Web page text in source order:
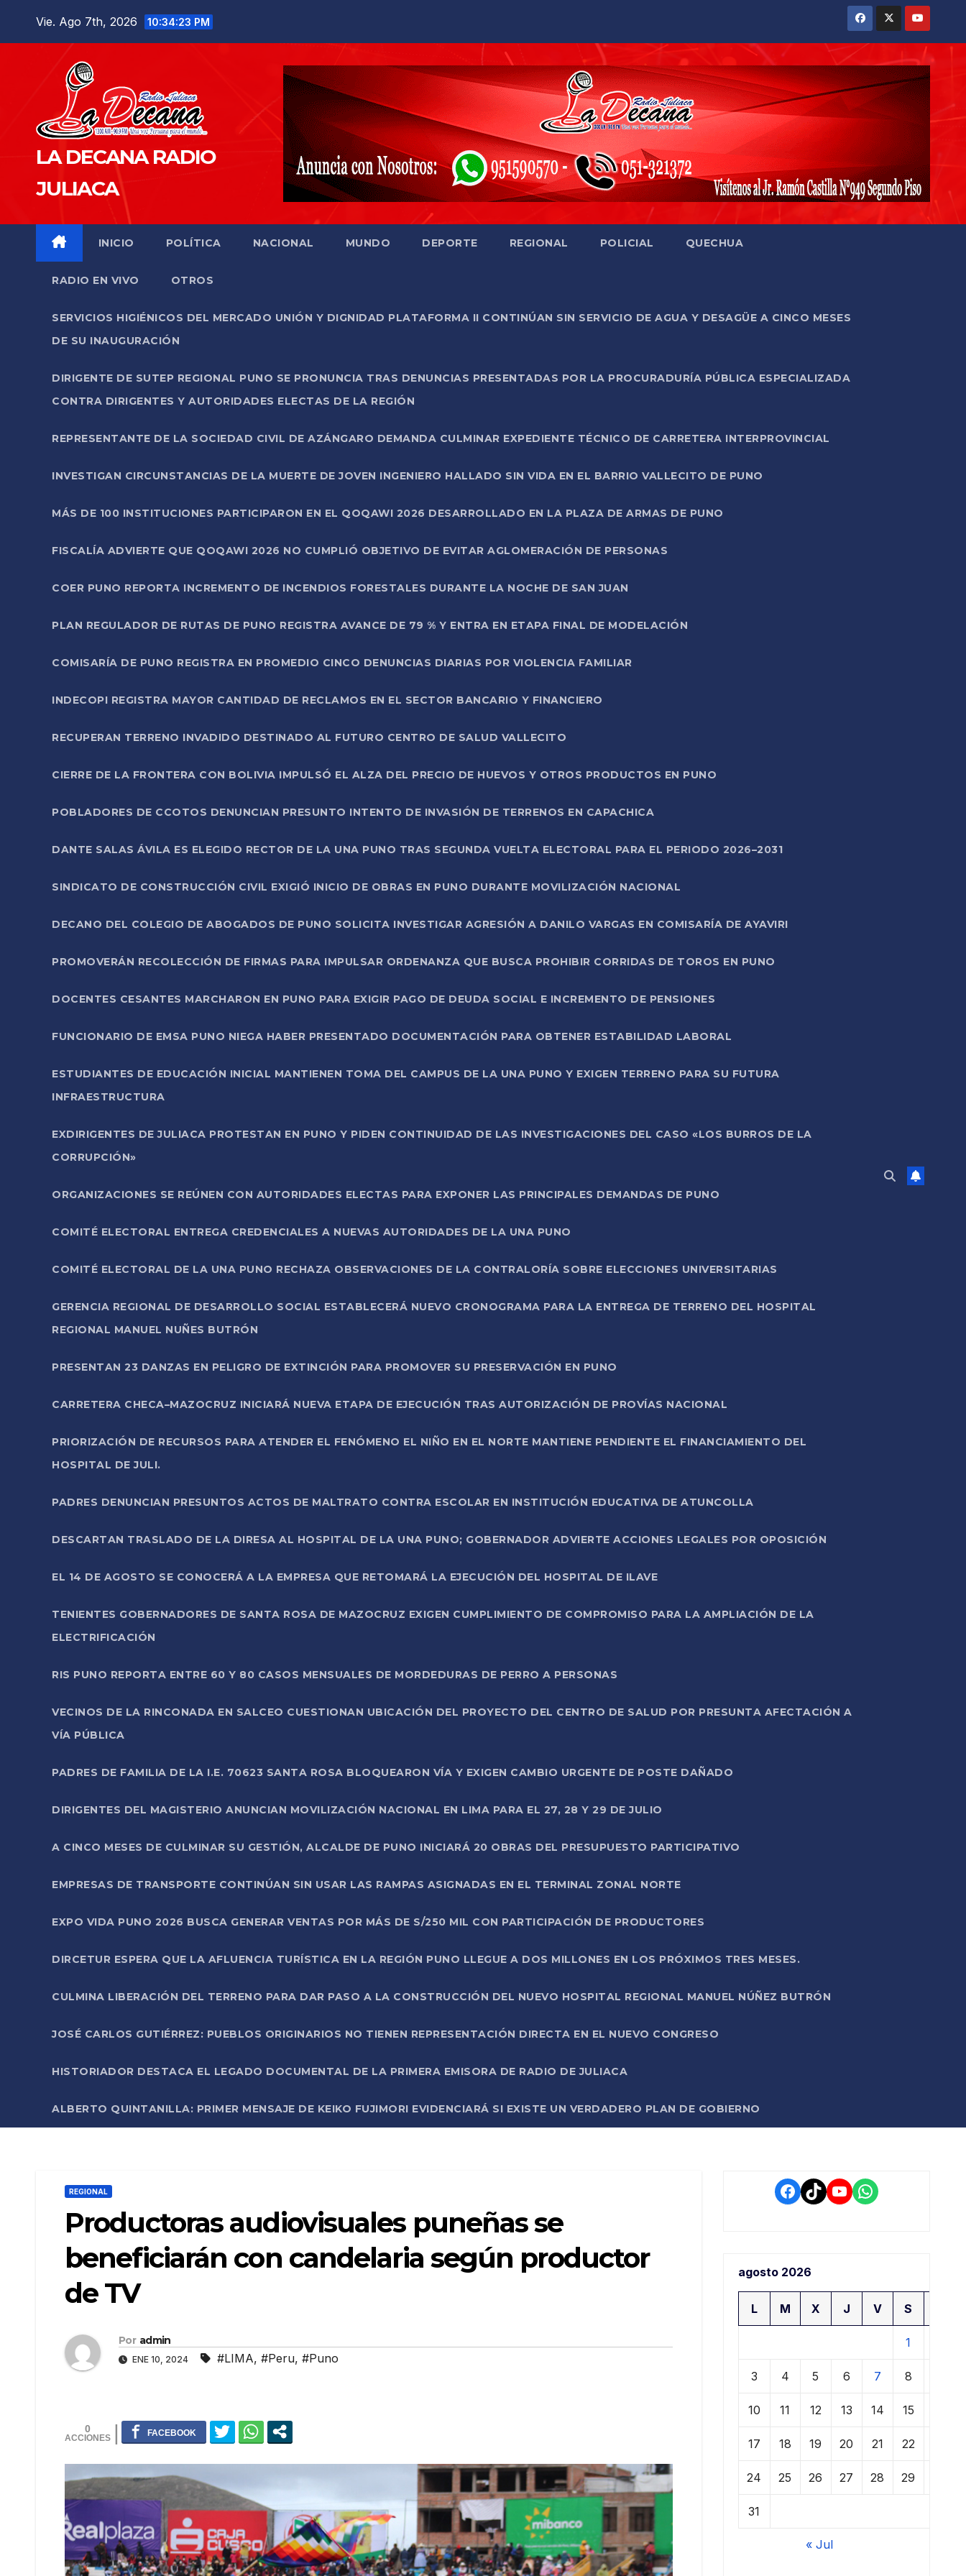
Vie. Ago 7th, 2026 10:34:24 PM
LA DECANA RADIO
JULIACA
INICIO POLÍTICA NACIONAL MUNDO DEPORTE REGIONAL POLICIAL QUECHUA
RADIO EN VIVO OTROS
SERVICIOS HIGIÉNICOS DEL MERCADO UNIÓN Y DIGNIDAD PLATAFORMA II CONTINÚAN SIN SERVICIO DE AGUA Y DESAGÜE A CINCO MESES
DE SU INAUGURACIÓN
DIRIGENTE DE SUTEP REGIONAL PUNO SE PRONUNCIA TRAS DENUNCIAS PRESENTADAS POR LA PROCURADURÍA PÚBLICA ESPECIALIZADA
CONTRA DIRIGENTES Y AUTORIDADES ELECTAS DE LA REGIÓN
REPRESENTANTE DE LA SOCIEDAD CIVIL DE AZÁNGARO DEMANDA CULMINAR EXPEDIENTE TÉCNICO DE CARRETERA INTERPROVINCIAL
INVESTIGAN CIRCUNSTANCIAS DE LA MUERTE DE JOVEN INGENIERO HALLADO SIN VIDA EN EL BARRIO VALLECITO DE PUNO
MÁS DE 100 INSTITUCIONES PARTICIPARON EN EL QOQAWI 2026 DESARROLLADO EN LA PLAZA DE ARMAS DE PUNO
FISCALÍA ADVIERTE QUE QOQAWI 2026 NO CUMPLIÓ OBJETIVO DE EVITAR AGLOMERACIÓN DE PERSONAS
COER PUNO REPORTA INCREMENTO DE INCENDIOS FORESTALES DURANTE LA NOCHE DE SAN JUAN
PLAN REGULADOR DE RUTAS DE PUNO REGISTRA AVANCE DE 79 % Y ENTRA EN ETAPA FINAL DE MODELACIÓN
COMISARÍA DE PUNO REGISTRA EN PROMEDIO CINCO DENUNCIAS DIARIAS POR VIOLENCIA FAMILIAR
INDECOPI REGISTRA MAYOR CANTIDAD DE RECLAMOS EN EL SECTOR BANCARIO Y FINANCIERO
RECUPERAN TERRENO INVADIDO DESTINADO AL FUTURO CENTRO DE SALUD VALLECITO
CIERRE DE LA FRONTERA CON BOLIVIA IMPULSÓ EL ALZA DEL PRECIO DE HUEVOS Y OTROS PRODUCTOS EN PUNO
POBLADORES DE CCOTOS DENUNCIAN PRESUNTO INTENTO DE INVASIÓN DE TERRENOS EN CAPACHICA
DANTE SALAS ÁVILA ES ELEGIDO RECTOR DE LA UNA PUNO TRAS SEGUNDA VUELTA ELECTORAL PARA EL PERIODO 2026–2031
SINDICATO DE CONSTRUCCIÓN CIVIL EXIGIÓ INICIO DE OBRAS EN PUNO DURANTE MOVILIZACIÓN NACIONAL
DECANO DEL COLEGIO DE ABOGADOS DE PUNO SOLICITA INVESTIGAR AGRESIÓN A DANILO VARGAS EN COMISARÍA DE AYAVIRI
PROMOVERÁN RECOLECCIÓN DE FIRMAS PARA IMPULSAR ORDENANZA QUE BUSCA PROHIBIR CORRIDAS DE TOROS EN PUNO
DOCENTES CESANTES MARCHARON EN PUNO PARA EXIGIR PAGO DE DEUDA SOCIAL E INCREMENTO DE PENSIONES
FUNCIONARIO DE EMSA PUNO NIEGA HABER PRESENTADO DOCUMENTACIÓN PARA OBTENER ESTABILIDAD LABORAL
ESTUDIANTES DE EDUCACIÓN INICIAL MANTIENEN TOMA DEL CAMPUS DE LA UNA PUNO Y EXIGEN TERRENO PARA SU FUTURA
INFRAESTRUCTURA
EXDIRIGENTES DE JULIACA PROTESTAN EN PUNO Y PIDEN CONTINUIDAD DE LAS INVESTIGACIONES DEL CASO «LOS BURROS DE LA
CORRUPCIÓN»
ORGANIZACIONES SE REÚNEN CON AUTORIDADES ELECTAS PARA EXPONER LAS PRINCIPALES DEMANDAS DE PUNO
COMITÉ ELECTORAL ENTREGA CREDENCIALES A NUEVAS AUTORIDADES DE LA UNA PUNO
COMITÉ ELECTORAL DE LA UNA PUNO RECHAZA OBSERVACIONES DE LA CONTRALORÍA SOBRE ELECCIONES UNIVERSITARIAS
GERENCIA REGIONAL DE DESARROLLO SOCIAL ESTABLECERÁ NUEVO CRONOGRAMA PARA LA ENTREGA DE TERRENO DEL HOSPITAL
REGIONAL MANUEL NUÑES BUTRÓN
PRESENTAN 23 DANZAS EN PELIGRO DE EXTINCIÓN PARA PROMOVER SU PRESERVACIÓN EN PUNO
CARRETERA CHECA–MAZOCRUZ INICIARÁ NUEVA ETAPA DE EJECUCIÓN TRAS AUTORIZACIÓN DE PROVÍAS NACIONAL
PRIORIZACIÓN DE RECURSOS PARA ATENDER EL FENÓMENO EL NIÑO EN EL NORTE MANTIENE PENDIENTE EL FINANCIAMIENTO DEL
HOSPITAL DE JULI.
PADRES DENUNCIAN PRESUNTOS ACTOS DE MALTRATO CONTRA ESCOLAR EN INSTITUCIÓN EDUCATIVA DE ATUNCOLLA
DESCARTAN TRASLADO DE LA DIRESA AL HOSPITAL DE LA UNA PUNO; GOBERNADOR ADVIERTE ACCIONES LEGALES POR OPOSICIÓN
EL 14 DE AGOSTO SE CONOCERÁ A LA EMPRESA QUE RETOMARÁ LA EJECUCIÓN DEL HOSPITAL DE ILAVE
TENIENTES GOBERNADORES DE SANTA ROSA DE MAZOCRUZ EXIGEN CUMPLIMIENTO DE COMPROMISO PARA LA AMPLIACIÓN DE LA
ELECTRIFICACIÓN
RIS PUNO REPORTA ENTRE 60 Y 80 CASOS MENSUALES DE MORDEDURAS DE PERRO A PERSONAS
VECINOS DE LA RINCONADA EN SALCEO CUESTIONAN UBICACIÓN DEL PROYECTO DEL CENTRO DE SALUD POR PRESUNTA AFECTACIÓN A
VÍA PÚBLICA
PADRES DE FAMILIA DE LA I.E. 70623 SANTA ROSA BLOQUEARON VÍA Y EXIGEN CAMBIO URGENTE DE POSTE DAÑADO
DIRIGENTES DEL MAGISTERIO ANUNCIAN MOVILIZACIÓN NACIONAL EN LIMA PARA EL 27, 28 Y 29 DE JULIO
A CINCO MESES DE CULMINAR SU GESTIÓN, ALCALDE DE PUNO INICIARÁ 20 OBRAS DEL PRESUPUESTO PARTICIPATIVO
EMPRESAS DE TRANSPORTE CONTINÚAN SIN USAR LAS RAMPAS ASIGNADAS EN EL TERMINAL ZONAL NORTE
EXPO VIDA PUNO 2026 BUSCA GENERAR VENTAS POR MÁS DE S/250 MIL CON PARTICIPACIÓN DE PRODUCTORES
DIRCETUR ESPERA QUE LA AFLUENCIA TURÍSTICA EN LA REGIÓN PUNO LLEGUE A DOS MILLONES EN LOS PRÓXIMOS TRES MESES.
CULMINA LIBERACIÓN DEL TERRENO PARA DAR PASO A LA CONSTRUCCIÓN DEL NUEVO HOSPITAL REGIONAL MANUEL NÚÑEZ BUTRÓN
JOSÉ CARLOS GUTIÉRREZ: PUEBLOS ORIGINARIOS NO TIENEN REPRESENTACIÓN DIRECTA EN EL NUEVO CONGRESO
HISTORIADOR DESTACA EL LEGADO DOCUMENTAL DE LA PRIMERA EMISORA DE RADIO DE JULIACA
ALBERTO QUINTANILLA: PRIMER MENSAJE DE KEIKO FUJIMORI EVIDENCIARÁ SI EXISTE UN VERDADERO PLAN DE GOBIERNO
REGIONAL
Productoras audiovisuales puneñas se
beneficiarán con candelaria según productor
de TV
Por admin
ENE 10, 2024 #LIMA, #Peru, #Puno
0
Facebook
TikTokYouTube
WhatsApp
agosto 2026
L M X J V S
1
3 4 5 6 7 8
10 11 12 13 14 15
17 18 19 20 21 22
24 25 26 27 28 29
31
« Jul